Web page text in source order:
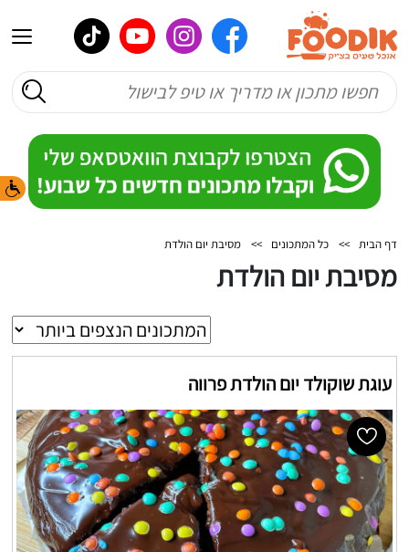
דף הבית >> כל המתכונים >> מסיבת יום הולדת
מסיבת יום הולדת
עוגת שוקולד יום הולדת פרווה